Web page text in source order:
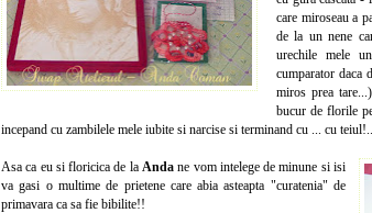
care miroseau a
de la un nene
urechile mele
cumparator daca
miros prea
bucur de florile
incepand cu zambilele mele iubite si narcise si terminand cu ... cu teiul!..
Asa ca eu si floricica de la Anda ne vom intelege de minune si isi
va gasi o multime de prietene care abia asteapta "curatenia" de
primavara ca sa fie bibilite!!